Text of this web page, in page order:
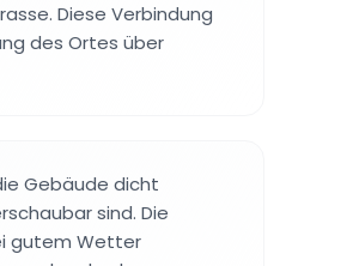
Diese Verbindung
des Ortes über
Gebäude dicht
sind. Die
gutem Wetter